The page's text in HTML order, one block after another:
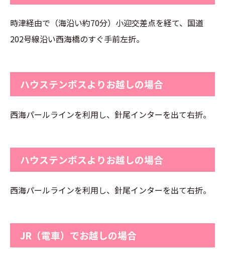
時津経由で（海沿い約70分）小迎交差点を経て、国道
202号線沿い西海橋のすぐ手前左折。
ハウステンボスよりお越しの場合
西海パールラインを利用し、針尾インターを出て右折。
ハウステンボスよりお越しの場合
西海パールラインを利用し、針尾インターを出て右折。
JR（電車）でお越しの場合